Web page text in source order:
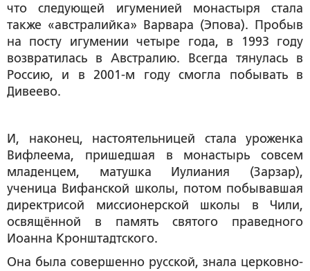
что следующей игуменией монастыря стала
также «австралийка» Варвара (Эпова). Пробыв
на посту игумении четыре года, в 1993 году
возвратилась в Австралию. Всегда тянулась в
Россию, и в 2001-м году смогла побывать в
Дивеево.
И, наконец, настоятельницей стала уроженка
Вифлеема, пришедшая в монастырь совсем
младенцем, матушка Иулиания (Зарзар),
ученица Вифанской школы, потом побывавшая
директрисой миссионерской школы в Чили,
освящённой в память святого праведного
Иоанна Кронштадтского.
Она была совершенно русской, знала церковно-